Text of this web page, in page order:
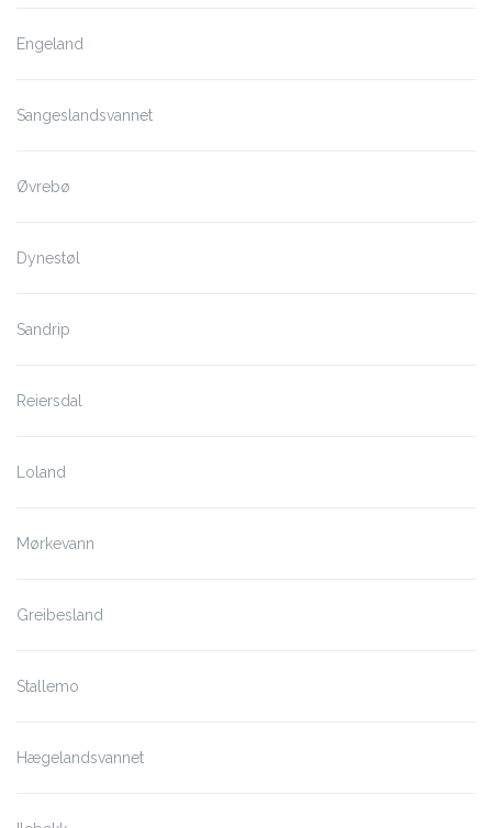
Engeland
Sangeslandsvannet
Øvrebø
Dynestøl
Sandrip
Reiersdal
Loland
Mørkevann
Greibesland
Stallemo
Hægelandsvannet